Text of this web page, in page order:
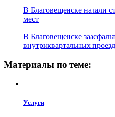
В Благовещенске начали
мест
В Благовещенске
внутриквартальных
Материалы по теме:
Услуги